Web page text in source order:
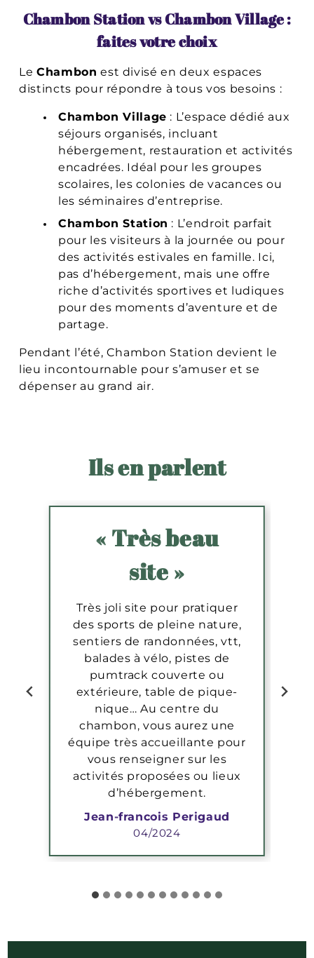
Chambon Station vs Chambon Village :
faites votre choix
LeChambon est divisé en deux espaces
distincts pour répondre à tous vos besoins :
Chambon Village : L’espace dédié aux
séjours organisés, incluant
hébergement, restauration et activités
encadrées. Idéal pour les groupes
scolaires, les colonies de vacances ou
les séminaires d’entreprise.
Chambon Station : L’endroit parfait
pour les visiteurs à la journée ou pour
des activités estivales en famille. Ici,
pas d’hébergement, mais une offre
riche d’activités sportives et ludiques
pour des moments d’aventure et de
partage.
Pendant l’été, Chambon Station devient le
lieu incontournable pour s’amuser et se
dépenser au grand air.
Ils en parlent
« Très beau
site »
Très joli site pour pratiquer
des sports de pleine nature,
sentiers de randonnées, vtt,
balades à vélo, pistes de
pumtrack couverte ou
extérieure, table de pique-
nique… Au centre du
chambon, vous aurez une
équipe très accueillante pour
vous renseigner sur les
activités proposées ou lieux
d’hébergement.
Jean-francois Perigaud
04/2024